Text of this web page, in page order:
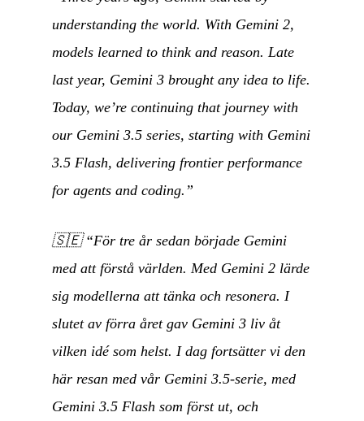
understanding the world. With Gemini 2,
models learned to think and reason. Late
last year, Gemini 3 brought any idea to life.
Today, we’re continuing that journey with
our Gemini 3.5 series, starting with Gemini
3.5 Flash, delivering frontier performance
for agents and coding.”
🇸🇪“För tre år sedan började Gemini
med att förstå världen. Med Gemini 2 lärde
sig modellerna att tänka och resonera. I
slutet av förra året gav Gemini 3 liv åt
vilken idé som helst. I dag fortsätter vi den
här resan med vår Gemini 3.5-serie, med
Gemini 3.5 Flash som först ut, och